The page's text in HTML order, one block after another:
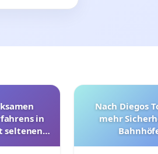
in
seltenen
Nach Diegos
mehr